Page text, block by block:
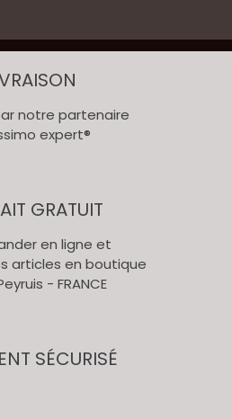
notre partenaire
expert®
GRATUIT
en ligne et
articles en boutique
- FRANCE
SÉCURISÉ